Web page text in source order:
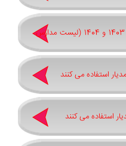
آمار بانک اطلاعاتی مدارس 1402 و 1403 و 1404 (لیست مدارس
استفاده می کنند
استفاده می کنند